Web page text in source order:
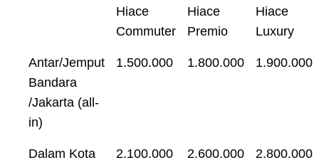
Hiace
Commuter
Hiace
Premio
Hiace
Luxury
Antar/Jemput
Bandara
/Jakarta (all-
in)
1.500.000 1.800.000 1.900.000
Dalam Kota
2.100.000 2.600.000 2.800.000